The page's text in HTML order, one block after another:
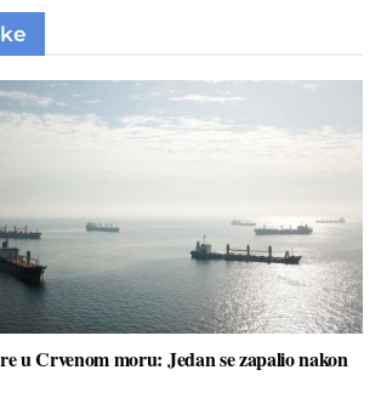
u Crvenom moru: Jedan se zapalio nakon